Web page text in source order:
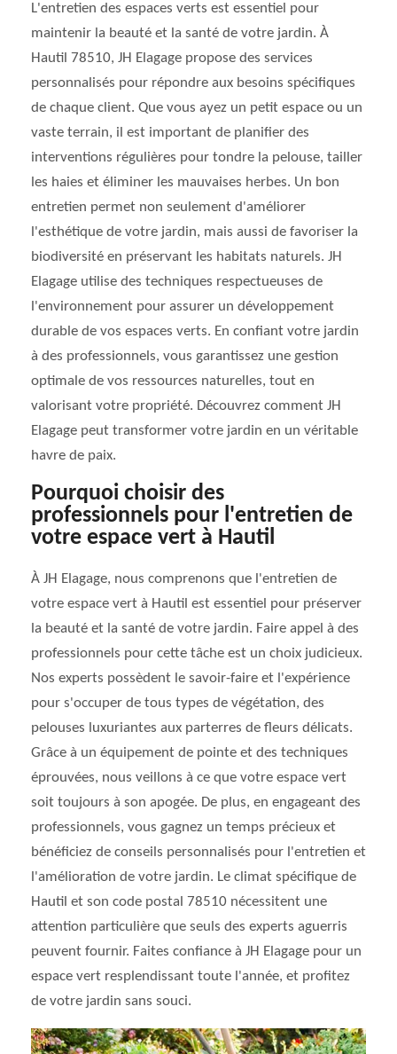
L'entretien des espaces verts est essentiel pour
maintenir la beauté et la santé de votre jardin. À
Hautil 78510, JH Elagage propose des services
personnalisés pour répondre aux besoins spécifiques
de chaque client. Que vous ayez un petit espace ou un
vaste terrain, il est important de planifier des
interventions régulières pour tondre la pelouse, tailler
les haies et éliminer les mauvaises herbes. Un bon
entretien permet non seulement d'améliorer
l'esthétique de votre jardin, mais aussi de favoriser la
biodiversité en préservant les habitats naturels. JH
Elagage utilise des techniques respectueuses de
l'environnement pour assurer un développement
durable de vos espaces verts. En confiant votre jardin
à des professionnels, vous garantissez une gestion
optimale de vos ressources naturelles, tout en
valorisant votre propriété. Découvrez comment JH
Elagage peut transformer votre jardin en un véritable
havre de paix.
Pourquoi choisir des
professionnels pour l'entretien de
votre espace vert à Hautil
À JH Elagage, nous comprenons que l'entretien de
votre espace vert à Hautil est essentiel pour préserver
la beauté et la santé de votre jardin. Faire appel à des
professionnels pour cette tâche est un choix judicieux.
Nos experts possèdent le savoir-faire et l'expérience
pour s'occuper de tous types de végétation, des
pelouses luxuriantes aux parterres de fleurs délicats.
Grâce à un équipement de pointe et des techniques
éprouvées, nous veillons à ce que votre espace vert
soit toujours à son apogée. De plus, en engageant des
professionnels, vous gagnez un temps précieux et
bénéficiez de conseils personnalisés pour l'entretien et
l'amélioration de votre jardin. Le climat spécifique de
Hautil et son code postal 78510 nécessitent une
attention particulière que seuls des experts aguerris
peuvent fournir. Faites confiance à JH Elagage pour un
espace vert resplendissant toute l'année, et profitez
de votre jardin sans souci.